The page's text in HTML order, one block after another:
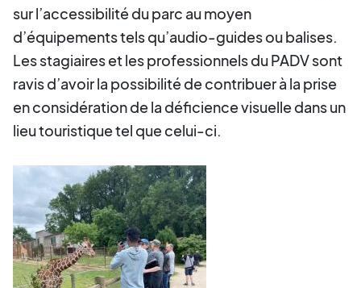
sur l’accessibilité du parc au moyen
d’équipements tels qu’audio-guides ou balises.
Les stagiaires et les professionnels du PADV sont
ravis d’avoir la possibilité de contribuer à la prise
en considération de la déficience visuelle dans un
lieu touristique tel que celui-ci.